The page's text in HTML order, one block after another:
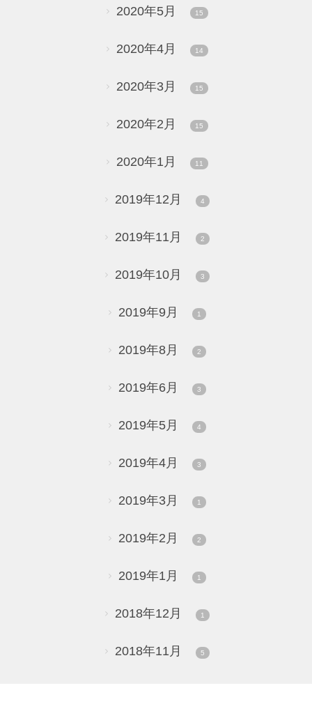
2020年5月 15
2020年4月 14
2020年3月 15
2020年2月 15
2020年1月 11
2019年12月 4
2019年11月 2
2019年10月 3
2019年9月 1
2019年8月 2
2019年6月 3
2019年5月 4
2019年4月 3
2019年3月 1
2019年2月 2
2019年1月 1
2018年12月 1
2018年11月 5